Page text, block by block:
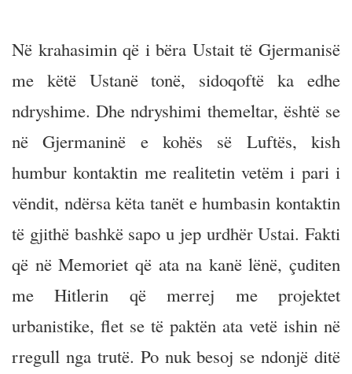
Në krahasimin që i bëra Ustait të Gjermanisë
me këtë Ustanë tonë, sidoqoftë ka edhe
ndryshime. Dhe ndryshimi themeltar, është se
në Gjermaninë e kohës së Luftës, kish
humbur kontaktin me realitetin vetëm i pari i
vëndit, ndërsa këta tanët e humbasin kontaktin
të gjithë bashkë sapo u jep urdhër Ustai. Fakti
që në Memoriet që ata na kanë lënë, çuditen
me Hitlerin që merrej me projektet
urbanistike, flet se të paktën ata vetë ishin në
rregull nga trutë. Po nuk besoj se ndonjë ditë